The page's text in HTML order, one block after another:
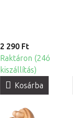
2 290 Ft
Raktáron (24ó
kiszállítás)
Kosárba